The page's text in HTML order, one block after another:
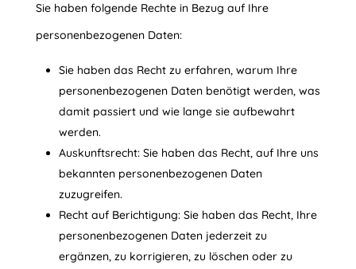
Sie haben folgende Rechte in Bezug auf Ihre
personenbezogenen Daten:
Sie haben das Recht zu erfahren, warum Ihre
personenbezogenen Daten benötigt werden, was
damit passiert und wie lange sie aufbewahrt
werden.
Auskunftsrecht: Sie haben das Recht, auf Ihre uns
bekannten personenbezogenen Daten
zuzugreifen.
Recht auf Berichtigung: Sie haben das Recht, Ihre
personenbezogenen Daten jederzeit zu
ergänzen, zu korrigieren, zu löschen oder zu